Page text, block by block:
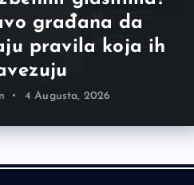
građana da
pravila koja ih
4 Augusta, 2026